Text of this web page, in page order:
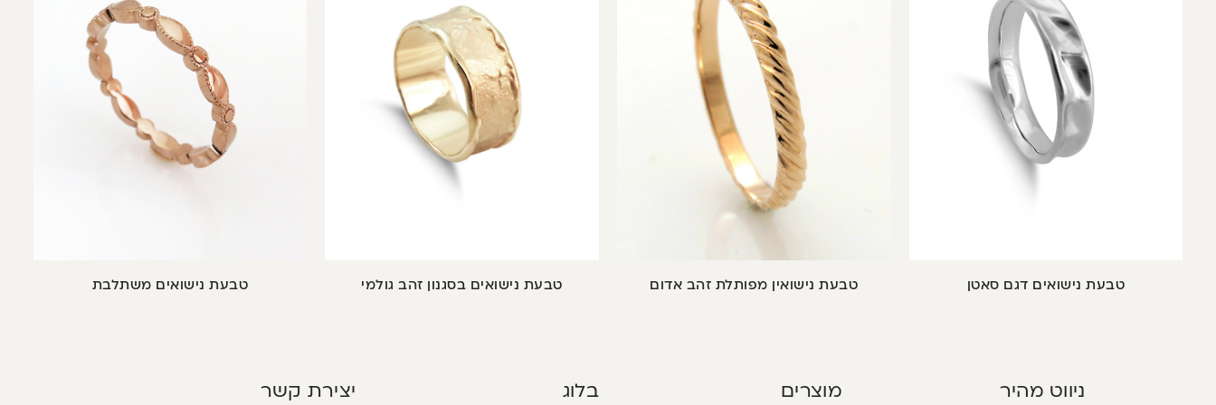
טבעת נישואים דגם סאטן טבעת נישואין מפותלת זהב אדום טבעת נישואים בסגנון זהב גולמי טבעת נישואים משתלבת
ניווט מהיר מוצרים בלוג יצירת קשר